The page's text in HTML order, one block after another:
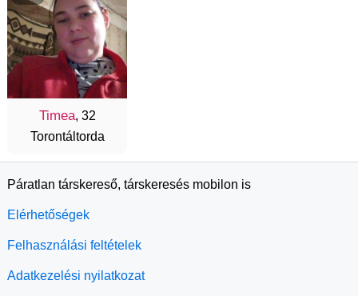
Timea, 32
Torontáltorda
Páratlan társkereső, társkeresés mobilon is
Elérhetőségek
Felhasználási feltételek
Adatkezelési nyilatkozat